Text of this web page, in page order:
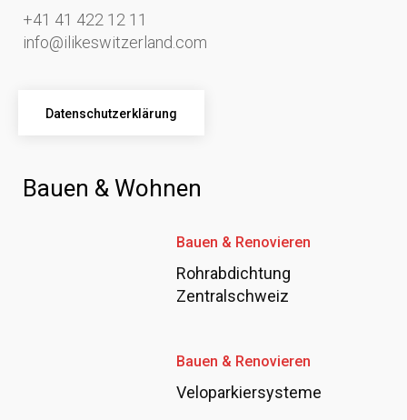
+41 41 422 12 11
info@ilikeswitzerland.com
Datenschutzerklärung
Bauen & Wohnen
Bauen & Renovieren
Rohrabdichtung
Zentralschweiz
Bauen & Renovieren
Veloparkiersysteme